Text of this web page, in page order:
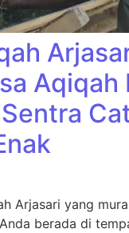
Aqiqah
Arjasari yang
berada di